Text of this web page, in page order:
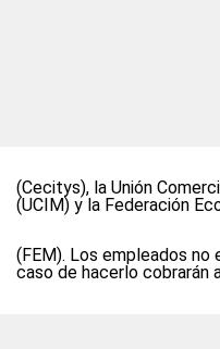
(Cecitys), la Unión
(UCIM) y la Federación
(FEM). Los empleados no
caso de hacerlo cobrarán